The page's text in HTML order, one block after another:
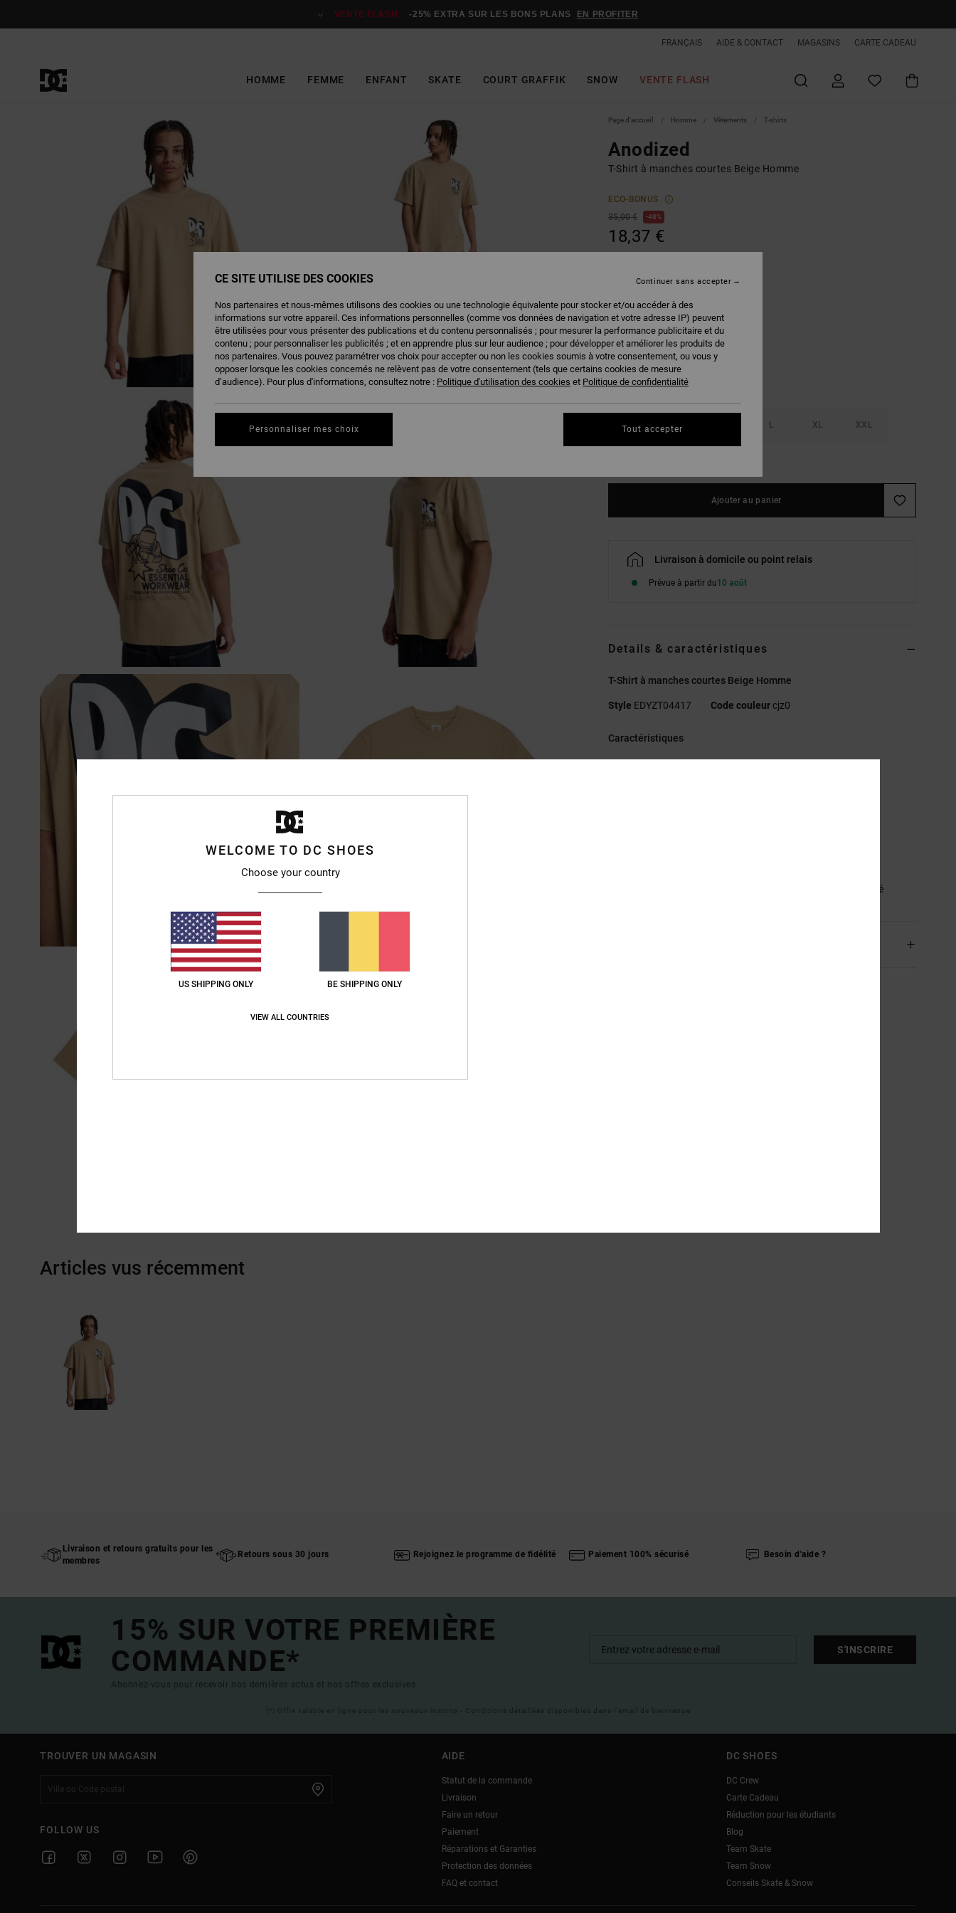
VENTE FLASH : -25% EXTRA SUR LES BONS PLANS EN PROFITER
FRANÇAIS AIDE & CONTACT MAGASINS CARTE CADEAU
HOMME FEMME ENFANT SKATE COURT GRAFFIK SNOW VENTE FLASH
Page d'accueil Homme Vêtements T-shirts
Anodized
T-Shirt à manches courtes Beige Homme
ECO-BONUS
35,00 €
48%
18,37 €
CouleurIncense
XS L XL XXL
Ajouter au panier
Livraison à domicile ou point relais
Prévue à partir du10 août
Details & caractéristiques
T-Shirt à manches courtes Beige Homme
Style EDYZT04417 Code couleur cjz0
Caractéristiques
[Matière principale] 75% coton, 25% coton recyclé
Articles vus récemment
Livraison et retours gratuits pour les
membres
Retours sous 30 jours Rejoignez le programme de fidélité Paiement 100% sécurisé Besoin d'aide ?
15% SUR VOTRE PREMIÈRE
COMMANDE*
Abonnez-vous pour recevoir nos dernières actus et nos offres exclusives.
S'INSCRIRE
(*) Offre valable en ligne pour les nouveaux inscrits - Conditions détaillées disponibles dans l'email de bienvenue
TROUVER UN MAGASIN
FOLLOW US
AIDE
Statut de la commande
Livraison
Faire un retour
Paiement
Réparations et Garanties
Protection des données
FAQ et contact
DC SHOES
DC Crew
Carte Cadeau
Réduction pour les étudiants
Blog
Team Skate
Team Snow
Conseils Skate & Snow
WELCOME TO DC SHOES
Choose your country
US SHIPPING ONLY BE SHIPPING ONLY
VIEW ALL COUNTRIES
CE SITE UTILISE DES COOKIES
Nos partenaires et nous-mêmes utilisons des cookies ou une technologie équivalente pour stocker et/ou accéder à des
informations sur votre appareil. Ces informations personnelles (comme vos données de navigation et votre adresse IP) peuvent
être utilisées pour vous présenter des publications et du contenu personnalisés ; pour mesurer la performance publicitaire et du
contenu ; pour personnaliser les publicités ; et en apprendre plus sur leur audience ; pour développer et améliorer les produits de
nos partenaires. Vous pouvez paramétrer vos choix pour accepter ou non les cookies soumis à votre consentement, ou vous y
opposer lorsque les cookies concernés ne relèvent pas de votre consentement (tels que certains cookies de mesure
d’audience). Pour plus d'informations, consultez notre : Politique d'utilisation des cookies et Politique de confidentialité
Personnaliser mes choix
Continuer sans accepter
Tout accepter